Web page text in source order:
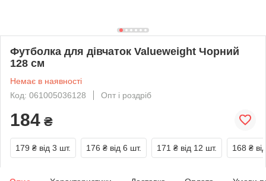
Футболка для дівчаток Valueweight Чорний
128 см
Немає в наявності
Код: 061005036128
Опт і роздріб
184 ₴
179 ₴ від 3 шт. 176 ₴ від 6 шт. 171 ₴ від 12 шт. 168 ₴